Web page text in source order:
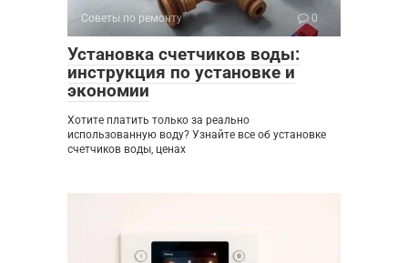
Советы по ремонту 0
Установка счетчиков воды:
инструкция по установке и
экономии
Хотите платить только за реально
использованную воду? Узнайте все об установке
счетчиков воды, ценах